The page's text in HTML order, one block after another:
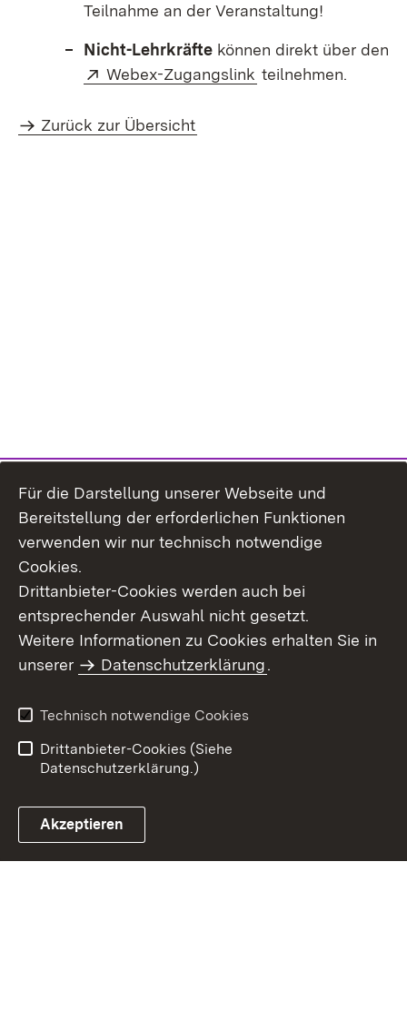
Teilnahme an der Veranstaltung!
Nicht-Lehrkräfte können direkt über den
Extern:
Webex-Zugangslink (Öffnet in neuem
teilnehmen.
Zurück zur Übersicht
Benutzungshinweise
Erklärung zur
Für die Darstellung unserer Webseite und
Bereitstellung der erforderlichen Funktionen
verwenden wir nur technisch notwendige
Cookies.
Drittanbieter-Cookies werden auch bei
entsprechender Auswahl nicht gesetzt.
Weitere Informationen zu Cookies erhalten Sie in
unserer
Datenschutzerklärung.
Technisch notwendige Cookies
Drittanbieter-Cookies (Siehe
Datenschutzerklärung.)
Akzeptieren